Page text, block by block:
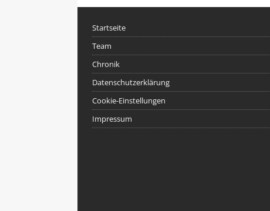
Startseite
Team
Chronik
Datenschutzerklärung
Cookie-Einstellungen
Impressum